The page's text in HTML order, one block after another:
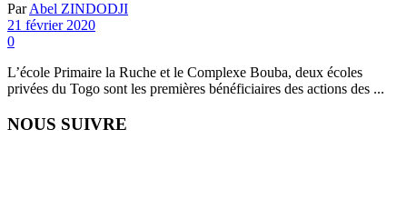
Par Abel ZINDODJI
21 février 2020
0
L’école Primaire la Ruche et le Complexe Bouba, deux écoles
privées du Togo sont les premières bénéficiaires des actions des ...
NOUS SUIVRE